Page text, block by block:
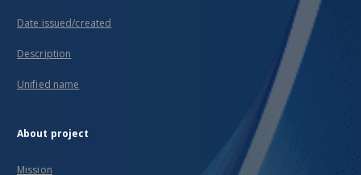
Date issued/created
Description
Unified name
About project
Mission